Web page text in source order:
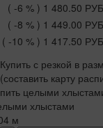
( -6 % ) 1 480.50
( -8 % ) 1 449.00
( -10 % ) 1 417.50
Купить с резкой в
(составить карту
целыми
хлыстами
м